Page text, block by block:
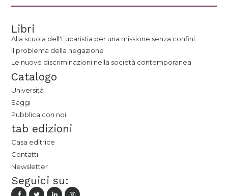
Libri
Alla scuola dell'Eucaristia per una missione senza confini
Il problema della negazione
Le nuove discriminazioni nella società contemporanea
Catalogo
Università
Saggi
Pubblica con noi
tab edizioni
Casa editrice
Contatti
Newsletter
Seguici su: